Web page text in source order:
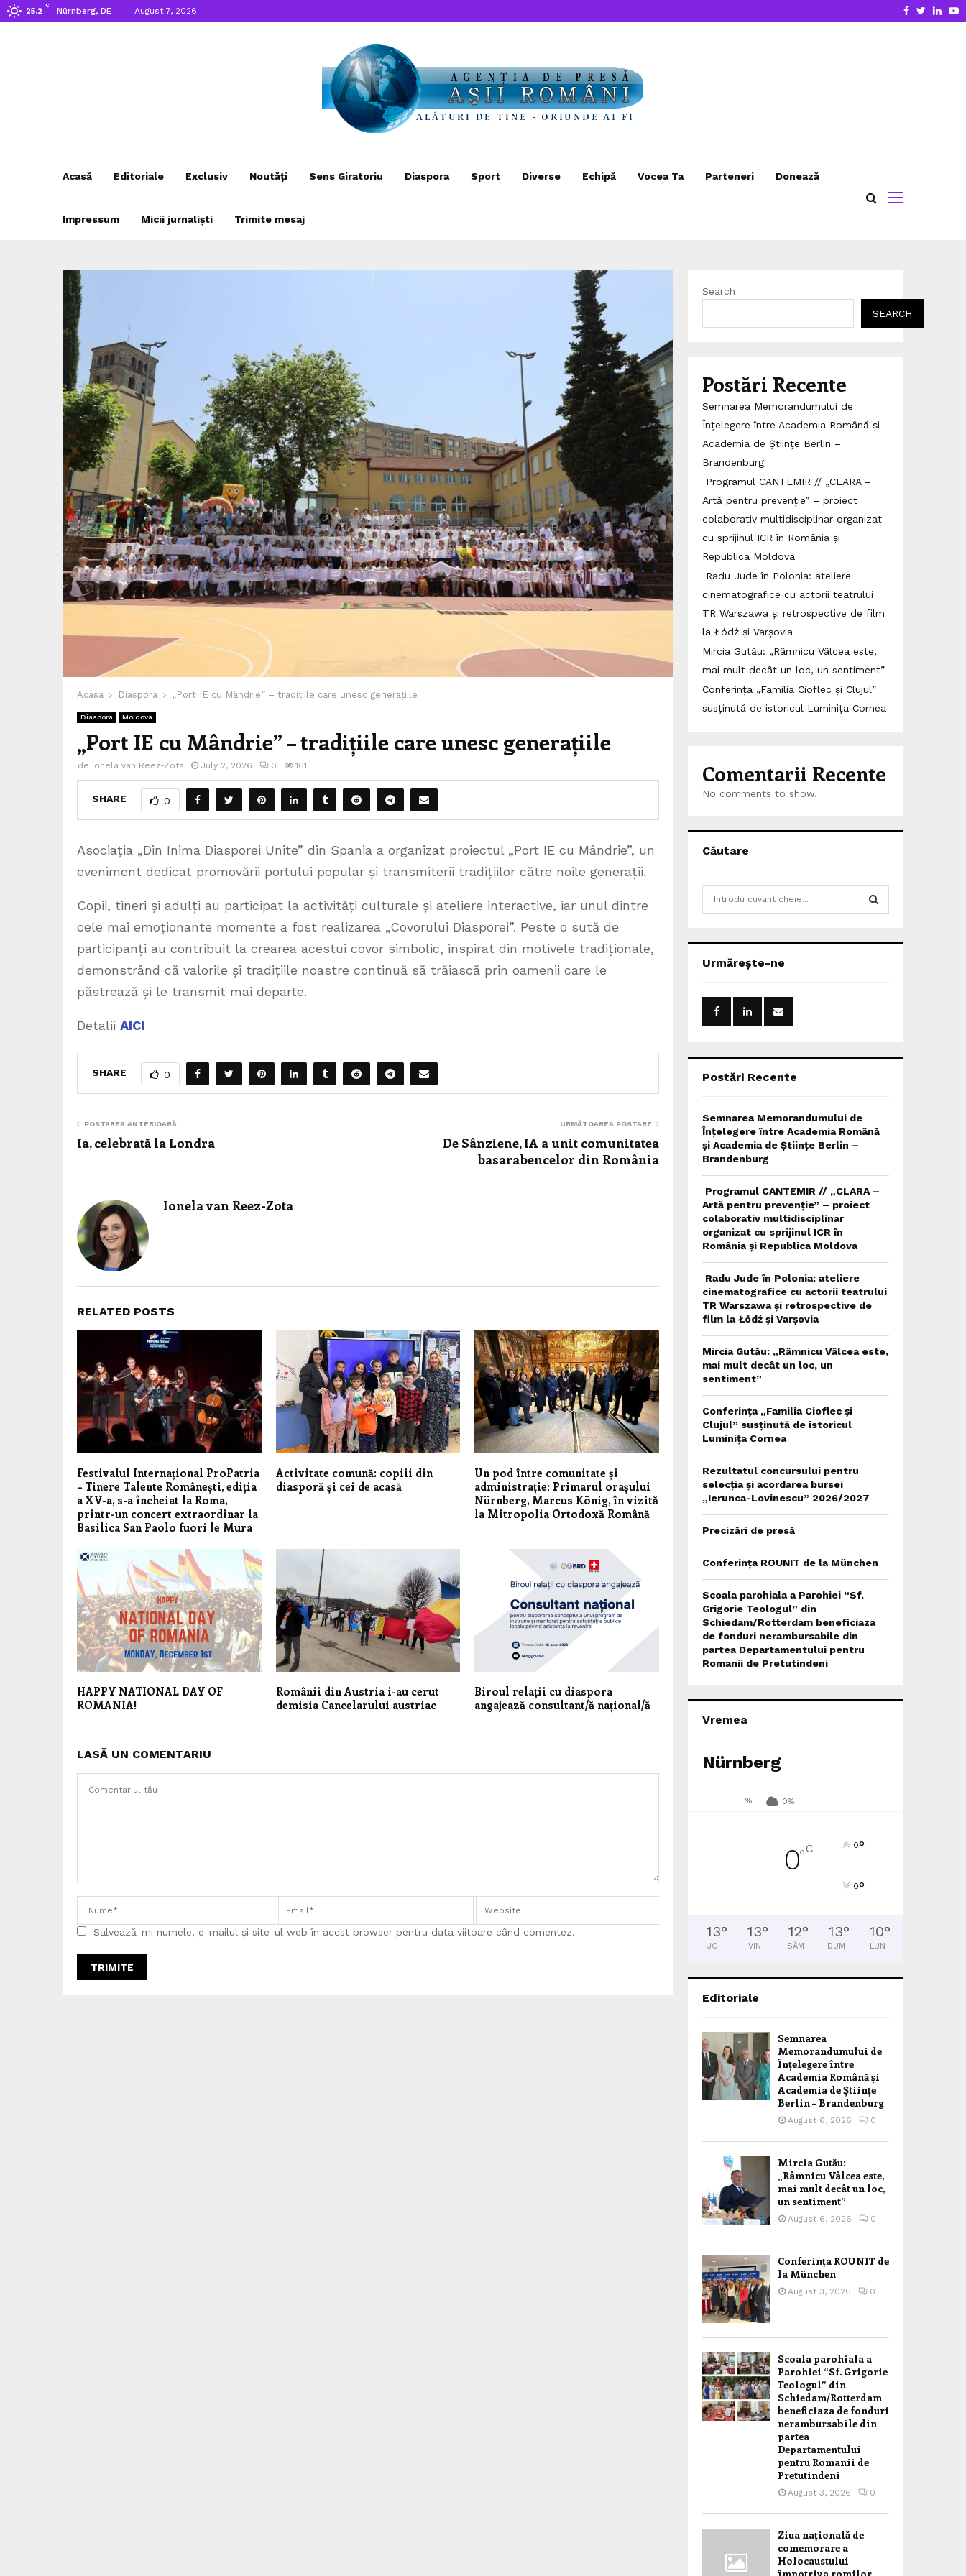
25.2
C
Nürnberg, DE August 7, 2026 Facebook
Twitter
Acasă Editoriale Exclusiv Noutăți Sens Giratoriu Diaspora Sport Diverse Echipă Vocea Ta Parteneri Donează
Impressum Micii jurnaliști Trimite mesaj
Acasa Diaspora „Port IE cu Mândrie” – tradițiile care unesc generațiile
Diaspora Moldova
„Port IE cu Mândrie” – tradițiile care unesc generațiile
de Ionela van Reez-Zota July 2, 2026 0 161
SHARE 0
Asociația „Din Inima Diasporei Unite” din Spania a organizat proiectul „Port IE cu Mândrie”, un
eveniment dedicat promovării portului popular și transmiterii tradițiilor către noile generații.
Copii, tineri și adulți au participat la activități culturale și ateliere interactive, iar unul dintre
cele mai emoționante momente a fost realizarea „Covorului Diasporei”. Peste o sută de
participanți au contribuit la crearea acestui covor simbolic, inspirat din motivele tradiționale,
demonstrând că valorile și tradițiile noastre continuă să trăiască prin oamenii care le
păstrează și le transmit mai departe.
Detalii AICI
SHARE 0
POSTAREA ANTERIOARĂ
Ia, celebrată la Londra
URMĂTOAREA POSTARE
De Sânziene, IA a unit comunitatea
basarabencelor din România
Ionela van Reez-Zota
RELATED POSTS
Festivalul Internațional ProPatria
– Tinere Talente Românești, ediția
a XV-a, s-a încheiat la Roma,
printr-un concert extraordinar la
Basilica San Paolo fuori le Mura
Activitate comună: copiii din
diasporă și cei de acasă
Un pod între comunitate și
administrație: Primarul orașului
Nürnberg, Marcus König, în vizită
la Mitropolia Ortodoxă Română
HAPPY NATIONAL DAY OF
ROMANIA!
Românii din Austria i-au cerut
demisia Cancelarului austriac
Biroul relații cu diaspora
angajează consultant/ă național/ă
LASĂ UN COMENTARIU
Salvează-mi numele, e-mailul și site-ul web în acest browser pentru data viitoare când comentez.
Search
SEARCH
Postări Recente
Semnarea Memorandumului de
Înțelegere între Academia Română și
Academia de Științe Berlin –
Brandenburg
Programul CANTEMIR // „CLARA –
Artă pentru prevenție” – proiect
colaborativ multidisciplinar organizat
cu sprijinul ICR în România și
Republica Moldova
Radu Jude în Polonia: ateliere
cinematografice cu actorii teatrului
TR Warszawa și retrospective de film
la Łódź și Varșovia
Mircia Gutău: „Râmnicu Vâlcea este,
mai mult decât un loc, un sentiment”
Conferința „Familia Cioflec și Clujul”
susținută de istoricul Luminița Cornea
Comentarii Recente
No comments to show.
Căutare
h
o
:
Urmărește-ne
Postări Recente
Semnarea Memorandumului de
Înțelegere între Academia Română
și Academia de Științe Berlin –
Brandenburg
Programul CANTEMIR // „CLARA –
Artă pentru prevenție” – proiect
colaborativ multidisciplinar
organizat cu sprijinul ICR în
România și Republica Moldova
Radu Jude în Polonia: ateliere
cinematografice cu actorii teatrului
TR Warszawa și retrospective de
film la Łódź și Varșovia
Mircia Gutău: „Râmnicu Vâlcea este,
mai mult decât un loc, un
sentiment”
Conferința „Familia Cioflec și
Clujul” susținută de istoricul
Luminița Cornea
Rezultatul concursului pentru
selecția și acordarea bursei
„Ierunca-Lovinescu” 2026/2027
Precizări de presă
Conferința ROUNIT de la München
Scoala parohiala a Parohiei “Sf.
Grigorie Teologul” din
Schiedam/Rotterdam beneficiaza
de fonduri nerambursabile din
partea Departamentului pentru
Romanii de Pretutindeni
Vremea
Nürnberg
% 0%
0°C 0°
0°
13°
JOI
13°
VIN
12°
SÂM
13°
DUM
10°
LUN
Editoriale
Semnarea
Memorandumului de
Înțelegere între
Academia Română și
Academia de Științe
Berlin – Brandenburg
August 6, 2026 0
Mircia Gutău:
„Râmnicu Vâlcea este,
mai mult decât un loc,
un sentiment”
August 6, 2026 0
Conferința ROUNIT de
la München
August 3, 2026 0
Scoala parohiala a
Parohiei “Sf. Grigorie
Teologul” din
Schiedam/Rotterdam
beneficiaza de fonduri
nerambursabile din
partea
Departamentului
pentru Romanii de
Pretutindeni
August 3, 2026 0
Ziua națională de
comemorare a
Holocaustului